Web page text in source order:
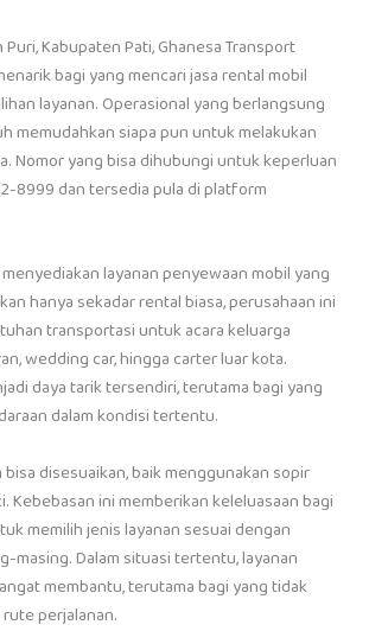
Kabupaten Pati, Ghanesa Transport
bagi yang mencari jasa rental mobil
layanan. Operasional yang berlangsung
memudahkan siapa pun untuk melakukan
Nomor yang bisa dihubungi untuk keperluan
8999 dan tersedia pula di platform
layanan penyewaan mobil yang
hanya sekadar rental biasa, perusahaan ini
transportasi untuk acara keluarga
wedding car, hingga carter luar kota.
daya tarik tersendiri, terutama bagi yang
dalam kondisi tertentu.
disesuaikan, baik menggunakan sopir
Kebebasan ini memberikan keleluasaan bagi
memilih jenis layanan sesuai dengan
masing. Dalam situasi tertentu, layanan
membantu, terutama bagi yang tidak
perjalanan.